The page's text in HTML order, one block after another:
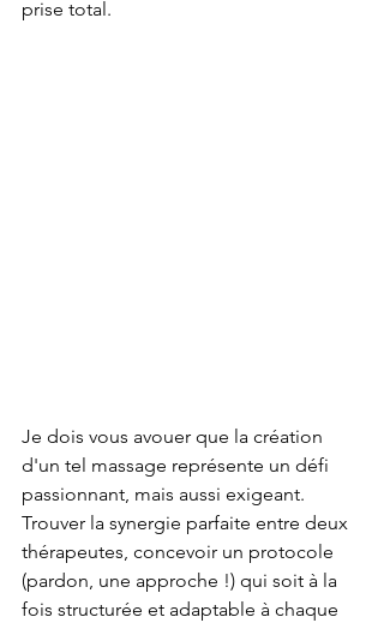
prise total.
Je dois vous avouer que la création
d'un tel massage représente un défi
passionnant, mais aussi exigeant.
Trouver la synergie parfaite entre deux
thérapeutes, concevoir un protocole
(pardon, une approche !) qui soit à la
fois structurée et adaptable à chaque